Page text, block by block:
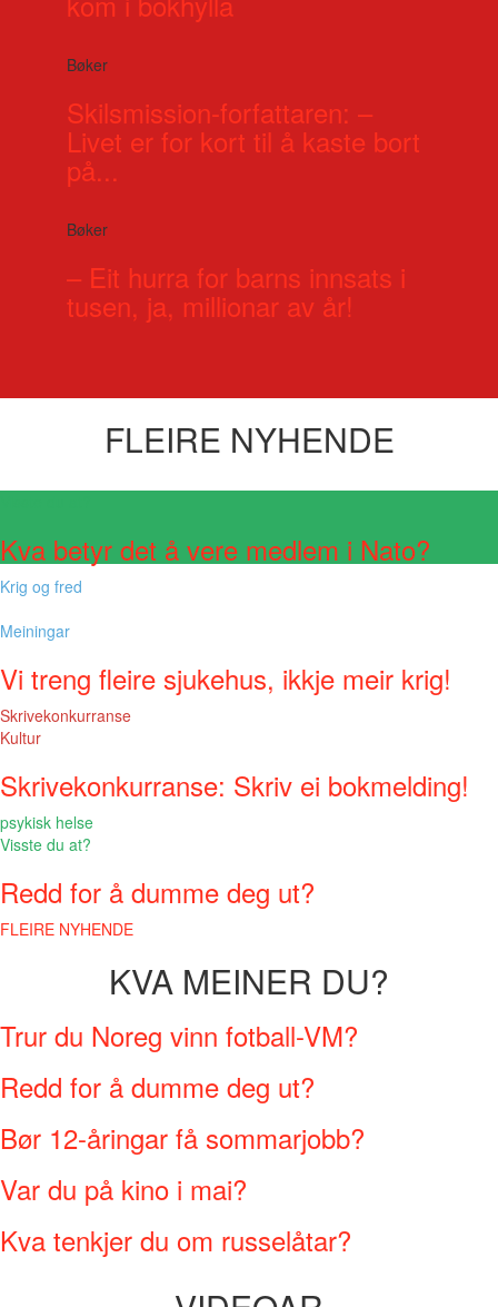
Bøker
Skilsmission-forfattaren: –
Livet er for kort til å kaste bort
på...
Bøker
– Eit hurra for barns innsats i
tusen, ja, millionar av år!
FLEIRE NYHENDE
Kva betyr det å vere medlem i Nato?
Krig og fred
Meiningar
Vi treng fleire sjukehus, ikkje meir krig!
Skrivekonkurranse
Kultur
Skrivekonkurranse: Skriv ei bokmelding!
psykisk helse
Visste du at?
Redd for å dumme deg ut?
FLEIRE NYHENDE
KVA MEINER DU?
Trur du Noreg vinn fotball-VM?
Redd for å dumme deg ut?
Bør 12-åringar få sommarjobb?
Var du på kino i mai?
Kva tenkjer du om russelåtar?